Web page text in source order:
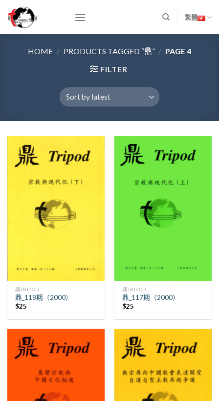
content
繁體
HOME / PRODUCTS TAGGED “鼎” / PAGE 4
FILTER
鼎TRIPOD
鼎_118期（2000）
$25
鼎TRIPOD
鼎_117期（2000）
$25